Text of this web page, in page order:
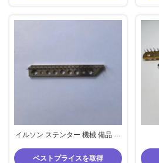
イルソン ステンター 機械 備品 ピ
ト 銅 プレート 炭素 鋼 針
ベストプライスを取得